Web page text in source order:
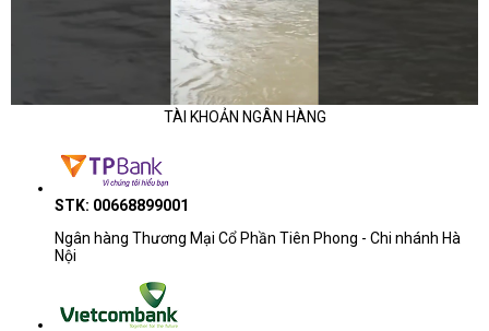
TÀI KHOẢN NGÂN HÀNG
STK: 00668899001
Ngân hàng Thương Mại Cổ Phần Tiên Phong - Chi nhánh Hà
Nội